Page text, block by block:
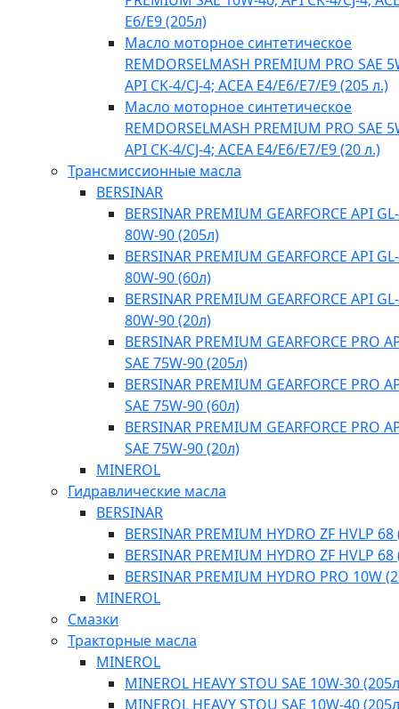
E6/E9 (205л)
Масло моторное синтетическое
REMDORSELMASH PREMIUM PRO SAE
API CK-4/CJ-4; ACEA E4/Е6/E7/E9 (205 л.)
Масло моторное синтетическое
REMDORSELMASH PREMIUM PRO SAE
API CK-4/CJ-4; ACEA E4/Е6/E7/E9 (20 л.)
Трансмиссионные масла
BERSINAR
BERSINAR PREMIUM GEARFORCE API
80W-90 (205л)
BERSINAR PREMIUM GEARFORCE API
80W-90 (60л)
BERSINAR PREMIUM GEARFORCE API
80W-90 (20л)
BERSINAR PREMIUM GEARFORCE PRO
SAE 75W-90 (205л)
BERSINAR PREMIUM GEARFORCE PRO
SAE 75W-90 (60л)
BERSINAR PREMIUM GEARFORCE PRO
SAE 75W-90 (20л)
MINEROL
Гидравлические масла
BERSINAR
BERSINAR PREMIUM HYDRO ZF HVLP
BERSINAR PREMIUM HYDRO ZF HVLP 68
BERSINAR PREMIUM HYDRO PRO 10W
MINEROL
Смазки
Тракторные масла
MINEROL
MINEROL HEAVY STOU SAE 10W-30
MINEROL HEAVY STOU SAE 10W-40